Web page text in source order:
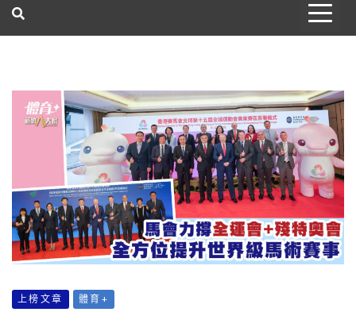
上榜文章 體育+